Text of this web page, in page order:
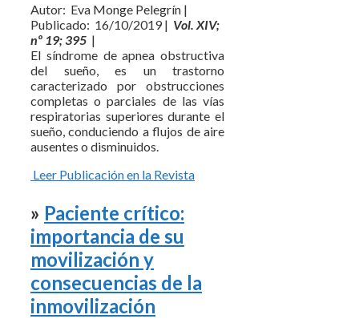
Autor: Eva Monge Pelegrín |
Publicado: 16/10/2019 | Vol. XIV;
nº 19; 395 |
El síndrome de apnea obstructiva
del sueño, es un trastorno
caracterizado por obstrucciones
completas o parciales de las vías
respiratorias superiores durante el
sueño, conduciendo a flujos de aire
ausentes o disminuidos.
Leer Publicación en la Revista
» Paciente crítico:
importancia de su
movilización y
consecuencias de la
inmovilización